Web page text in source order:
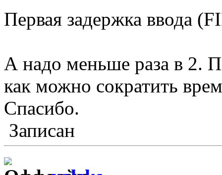
Первая задержка ввода
А надо меньше раза в 2.
как можно сократить
Спасибо.
Записан